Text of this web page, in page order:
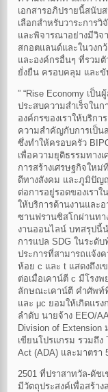
เอกสารอภิปรายนี้สนับ
เลือกสำหรับวาระการ
และพิจารณาอย่างมีวิ
สกอตแลนด์และในวงก
และองค์กรอื่นๆ ที่รวม
ยั่งยืน ครอบคลุม และ
” “Rise Economy เป็
ประสบความสำเร็จใน
องค์กรของเราให้บริกา
ความสำคัญกับการเป็
ซึ่งทำให้ครอบครัว
เพื่อความยุติธรรมทาง
การสร้างเศรษฐกิจให
ดีทางสังคม และภูมิปัญ
ต่อการอยู่รอดของเรา
ให้บริการด้านงานและ
ซานฟรานซิสโกผ่านทา
งานออนไลน์ บทสรุปนี้
การแปล SDG ในระดั
ประการที่สามารถแจ้ง
ห้อย c และ t แสดงถึงเ
ต่อเมื่อเคาน์ตี c มีโรง
ลักษณะเคาน์ตี คำศัพท์
และ μc ยอมให้เกิดแร
ลำดับ นายจ้าง EEO/
Division of Extension
เขียนโปรแกรม รวมถึง
Act (ADA) และมาตรา
2501 ที่ปราสาทวัล-ดัช
มีวัตถุประสงค์เพื่อสร้า